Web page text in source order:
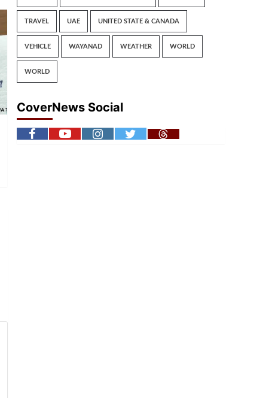
TRAVEL UAE UNITED STATE & CANADA
VEHICLE WAYANAD WEATHER WORLD
WORLD
CoverNews Social